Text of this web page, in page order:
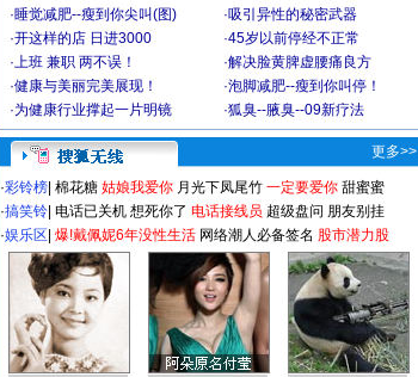
·睡觉减肥--瘦到你尖叫(图) ·吸引异性的秘密武器
·开这样的店 日进3000 ·45岁以前停经不正常
·上班 兼职 两不误！ ·解决脸黄脾虚腰痛良方
·健康与美丽完美展现！ ·泡脚减肥--瘦到你叫停！
·为健康行业撑起一片明镜 ·狐臭--腋臭--09新疗法
更多>>
·彩铃榜 棉花糖 姑娘我爱你 月光下凤尾竹 一定要爱你 甜蜜蜜
·搞笑铃 电话已关机 想死你了 电话接线员 超级盘问 朋友别挂
·娱乐区 爆!戴佩妮6年没性生活 网络潮人必备签名 股市潜力股